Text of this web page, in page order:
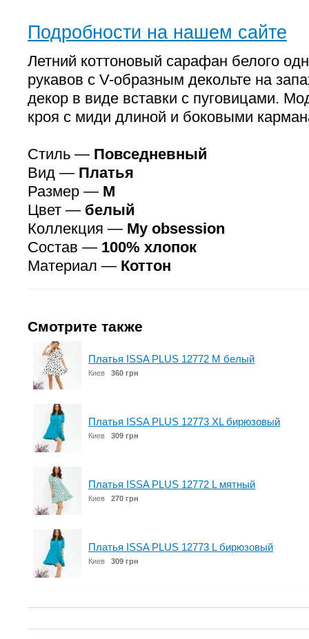
Подробности на нашем сайте
Летний коттоновый сарафан белого
рукавов с V-образным декольте на
декор в виде вставки с пуговицами.
кроя с миди длиной и боковыми
Стиль — Повседневный
Вид — Платья
Размер — M
Цвет — белый
Коллекция — My obsession
Состав — 100% хлопок
Материал — Коттон
Смотрите также
Платья ISSA PLUS 12772 M белый
Киев 360 грн
Платья ISSA PLUS 12773 XL бирюзовый
Киев 309 грн
Платья ISSA PLUS 12772 L мятный
Киев 270 грн
Платья ISSA PLUS 12773 L бирюзовый
Киев 309 грн